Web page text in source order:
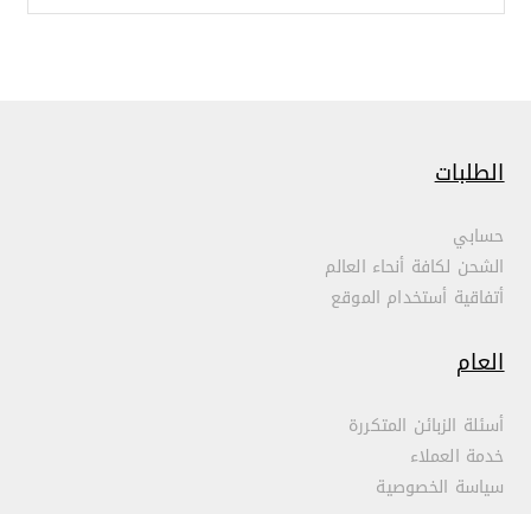
الطلبات
حسابي
الشحن لكافة أنحاء العالم
أتفاقية أستخدام الموقع
العام
أسئلة الزبائن المتكررة
خدمة العملاء
سياسة الخصوصية